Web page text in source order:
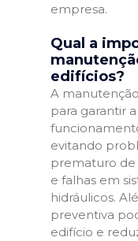
empresa.
Qual a
edifícios?
A
para garantir
evitando
prematuro de
e falhas em
hidráulicos.
preventiva
edifício e